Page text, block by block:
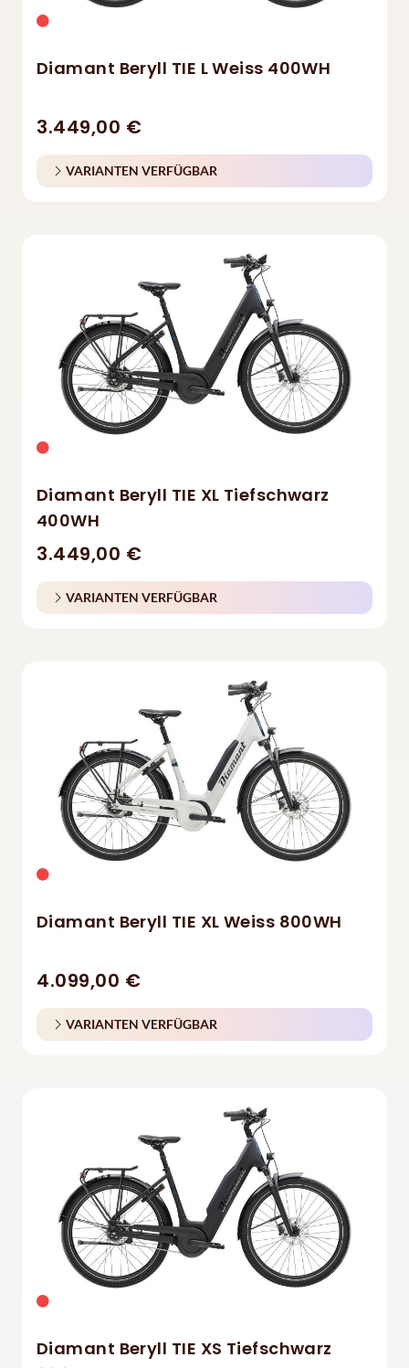
Diamant Beryll TIE L Weiss 400WH
3.449,00 €
VARIANTEN VERFÜGBAR
Diamant Beryll TIE XL Tiefschwarz
400WH
3.449,00 €
VARIANTEN VERFÜGBAR
Diamant Beryll TIE XL Weiss 800WH
4.099,00 €
VARIANTEN VERFÜGBAR
Diamant Beryll TIE XS Tiefschwarz